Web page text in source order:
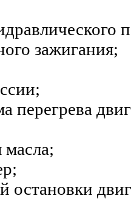
зажигания;
перегрева
масла;
остановки